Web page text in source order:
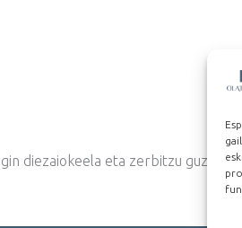
diezaiokeela eta zerbitzu guztia